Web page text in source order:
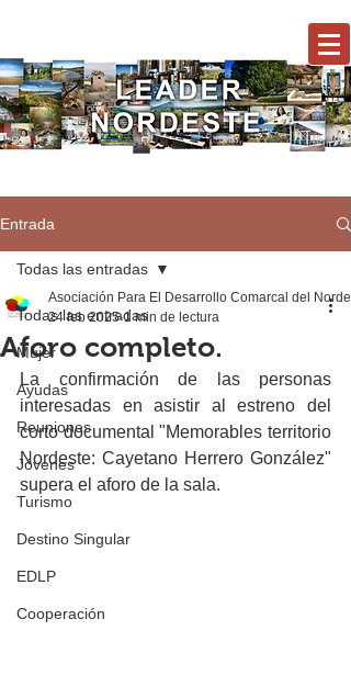
Entrada
Todas las entradas
Mujer
Ayudas
Reuniones
Jóvenes
Turismo
Destino Singular
EDLP
Cooperación
Todas las entradas
Aforo completo.
Asociación Para El Desarrollo Comarcal del
24 feb 2025 1 min de lectura
La confirmación de las personas
interesadas en asistir al estreno del
corto documental "Memorables territorio
Nordeste: Cayetano Herrero González"
supera el aforo de la sala.